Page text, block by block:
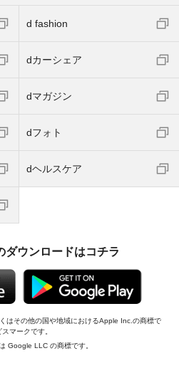
d fashion
dカーシェア
dマガジン
dフォト
dヘルスケア
ダウンロードはコチラ
はその他の国や地域におけるApple Inc.の商標で
マークです。
Google LLC の商標です。